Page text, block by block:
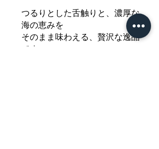
つるりとした舌触りと、濃厚な
海の恵みを
そのまま味わえる、贅沢な逸品
です